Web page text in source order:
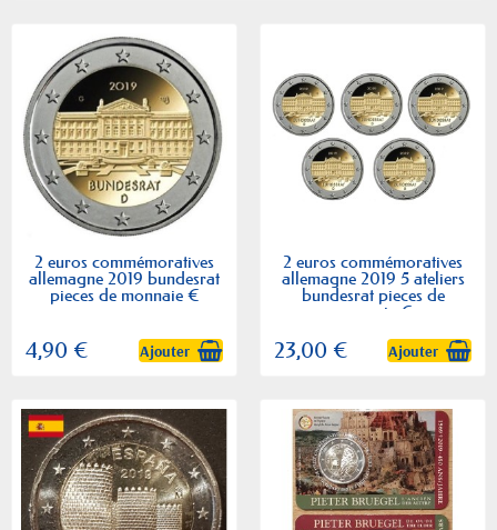
2 euros commémoratives
allemagne 2019 bundesrat
pieces de monnaie €
4,90 € Ajouter
2 euros commémoratives
allemagne 2019 5 ateliers
bundesrat pieces de
monnaie €
23,00 € Ajouter